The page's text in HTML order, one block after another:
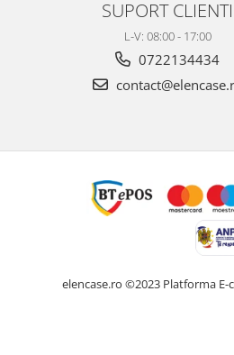
SUPORT CLIENTI
L-V: 08:00 - 17:00
0722134434
elencase.ro ©2023 Platforma E-